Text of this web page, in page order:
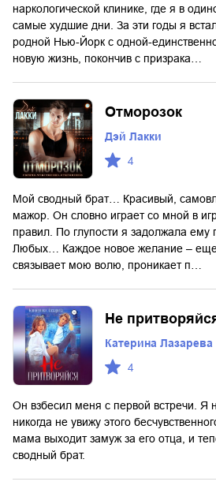
наркологической клинике, где я в
самые худшие дни. За эти годы я
родной Нью-Йорк с одной-
новую жизнь, покончив с призрака…
Отморозок
Дэй Лакки
4
Мой сводный брат… Красивый,
мажор. Он словно играет со мной в
правил. По глупости я задолжала ему
Любых… Каждое новое желание –
связывает мою волю, проникает п…
Не
Катерина
4
Он взбесил меня с первой встречи. Я
никогда не увижу этого
мама выходит замуж за его отца, и
сводный брат.